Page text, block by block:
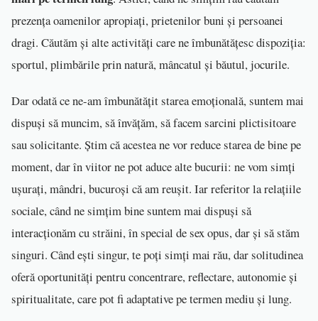
prezența oamenilor apropiați, prietenilor buni și persoanei
dragi. Căutăm și alte activități care ne îmbunătățesc dispoziția:
sportul, plimbările prin natură, mâncatul și băutul, jocurile.
Dar odată ce ne-am îmbunătățit starea emoțională, suntem mai
dispuși să muncim, să învățăm, să facem sarcini plictisitoare
sau solicitante. Știm că acestea ne vor reduce starea de bine pe
moment, dar în viitor ne pot aduce alte bucurii: ne vom simți
ușurați, mândri, bucuroși că am reușit. Iar referitor la relațiile
sociale, când ne simțim bine suntem mai dispuși să
interacționăm cu străini, în special de sex opus, dar și să stăm
singuri. Când ești singur, te poți simți mai rău, dar solitudinea
oferă oportunități pentru concentrare, reflectare, autonomie și
spiritualitate, care pot fi adaptative pe termen mediu și lung.